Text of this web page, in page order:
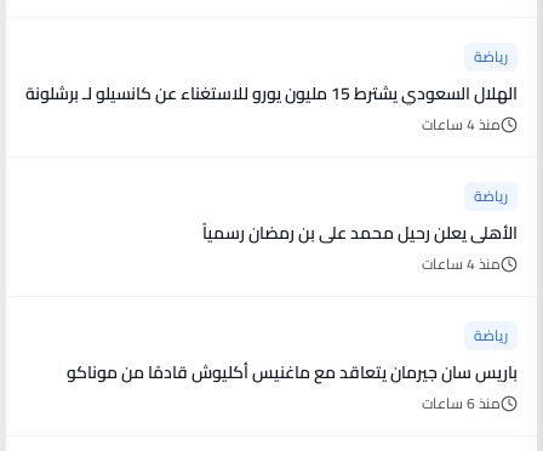
رياضة
الهلال السعودي يشترط 15 مليون يورو للاستغناء عن كانسيلو لـ برشلونة
منذ 4 ساعات
رياضة
الأهلى يعلن رحيل محمد على بن رمضان رسمياً
منذ 4 ساعات
رياضة
باريس سان جيرمان يتعاقد مع ماغنيس أكليوش قادمًا من موناكو
منذ 6 ساعات